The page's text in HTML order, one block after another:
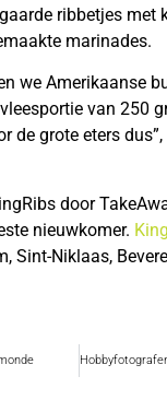
ribbetjes met
marinades.
we Amerikaanse
van 250
de grote eters
door
nieuwkomer.
Sint-Niklaas,